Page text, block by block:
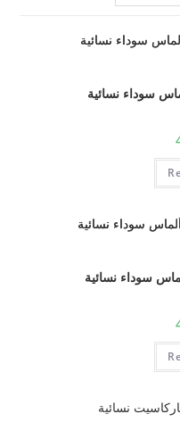
سوداء نسائية
سوداء نسائية